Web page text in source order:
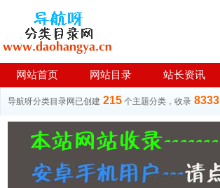
网站首页 网站目录 站长资讯
导航呀分类目录网已创建 215 个主题分类，收录 8333